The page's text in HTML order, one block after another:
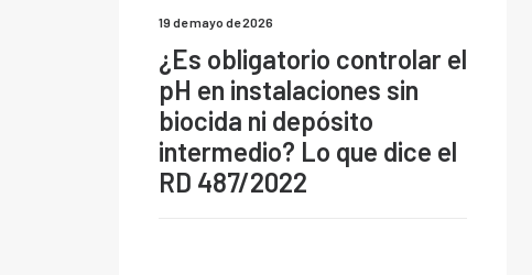
19 de mayo de 2026
¿Es obligatorio controlar el
pH en instalaciones sin
biocida ni depósito
intermedio? Lo que dice el
RD 487/2022